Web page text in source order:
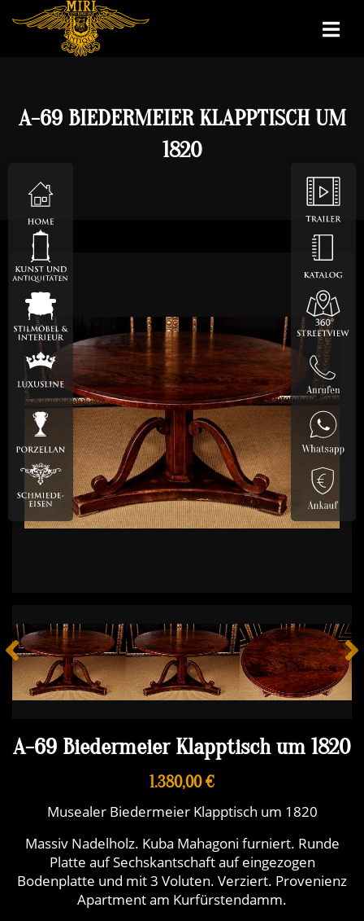
A-69 BIEDERMEIER KLAPPTISCH UM
1820
A-69 Biedermeier Klapptisch um 1820
1.380,00 €
Musealer Biedermeier Klapptisch um 1820
Massiv Nadelholz. Kuba Mahagoni furniert. Runde
Platte auf Sechskantschaft auf eingezogen
Bodenplatte und mit 3 Voluten. Verziert. Provenienz
Apartment am Kurfürstendamm.